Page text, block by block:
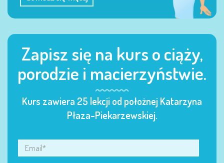
Zapisz się na kurs o ciąży,
porodzie i macierzyństwie.
Kurs zawiera 25 lekcji od położnej Katarzyna
Płaza-Piekarzewskiej.